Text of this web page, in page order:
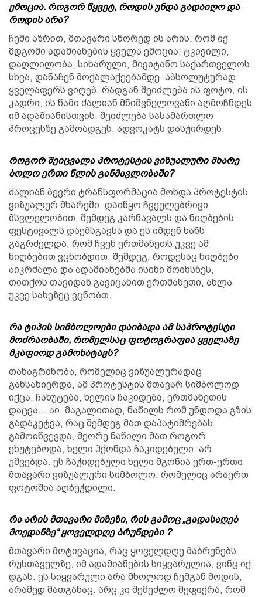
ემოცია. როგორ წყვეტ, როდის უნდა გადაიღო და
როდის არა?
ჩემი აზრით, მთავარი სწორედ ის არის, რომ იქ
მდგომი ადამიანების ყველა ემოცია: ტკივილი,
დაღლილობა, სიხარული, მივიტანო საქართველოს
სხვა, დანაჩენ მოქალაქეებამდე. აბსოლუტურად
ყველაფერს ვიღებ, რადგან შეიძლება ის ფოტო, ის
კადრი, ის წამი ძალიან მნიშვნელოვანი აღმოჩნდეს
იმ ადამიანისთვის. შეიძლება სასამართლო
პროცესზე გამოადგეს, ადვოკატს დასჭირდეს.
როგორ შეიცვალა პროტესტის ვიზუალური მხარე
ბოლო ერთი წლის განმავლობაში?
ძალიან ბევრი ტრანსფორმაცია მოხდა პროტესტის
ვიზუალურ მხარეში. დაიწყო ჩვეულებრივი
მსვლელობით, შემდეგ კარნავალს და ნიღბების
ფესტივალს დაემსგავსა და ეს იმდენ ხანს
გაგრძელდა, რომ ჩვენ ერთმანეთს უკვე ამ
ნიღბებით ვცნობდით. შემდეგ, როდესაც ნიღბები
აიკრძალა და ადამიანებმა ისინი მოიხსნეს,
თითქოს თავიდან გავიცანით ერთმანეთი, ახლა
უკვე სახეზეც ვცნობთ.
რა ტიპის სიმბოლოები დაიბადა ამ საპროტესტი
მოძრაობაში, რომელსაც ფოტოგრაფია ყველაზე
მკაფიოდ გამოხატავს?
თანაგრძნობა, რომელიც ვიზუალურადაც
განსახიერდა, ამ პროტესტის მთავარ სიმბოლოდ
იქცა. ჩახუტება, ხელის ჩაკიდება, ერთმანეთის
დაცვა… აი, მაგალითად, ნაწილს რომ უნდოდა გზის
გადაკეტვა, რაც შემდეგ მათ დაპატიმრებას
გამოიწვევდა, მეორე ნაწილი მათ როგორ
ეხუტებოდა, ხელი ჰქონდა ჩაკიდებული, არ
უშვებდა. ეს ჩაჭიდებული ხელი მგონია ერთ-ერთი
მთავარი ვიზუალური სიმბოლო, რომელიც არაერთ
ფოტოშია აღბეჭდილი.
რა არის მთავარი მიზეზი, რის გამოც „გადასაღებ
მოედანზე“ ყოველდღე ბრუნდები ?
მთავარი მოტივაცია, რაც ყოველდღე მაბრუნებს
რუსთაველზე, იმ ადამიანების სიყვარულია, ვინც იქ
დგას. ეს სიყვარული არა მხოლოდ ჩემგან მოდის,
არამედ მათგანაც. არც კი შემეძლო მეფიქრა, რომ